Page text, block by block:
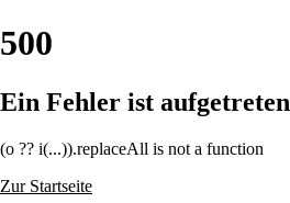
500
Ein Fehler ist aufgetreten
(o ?? i(...)).replaceAll is not a function
Zur Startseite